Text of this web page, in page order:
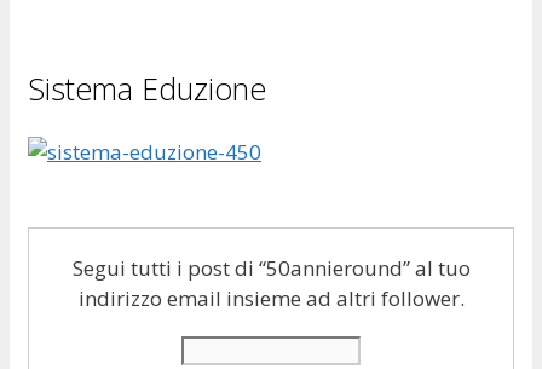
Sistema Eduzione
Segui tutti i post di “50annieround” al tuo
indirizzo email insieme ad altri follower.